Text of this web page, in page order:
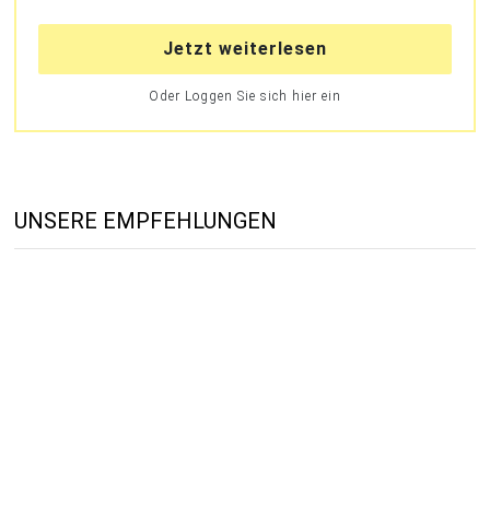
Jetzt weiterlesen
Oder Loggen Sie sich hier ein
UNSERE EMPFEHLUNGEN